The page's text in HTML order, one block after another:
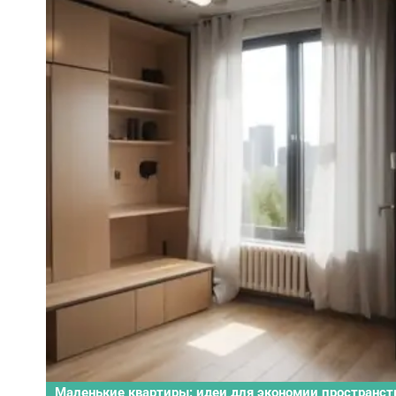
Маленькие квартиры: идеи для экономии